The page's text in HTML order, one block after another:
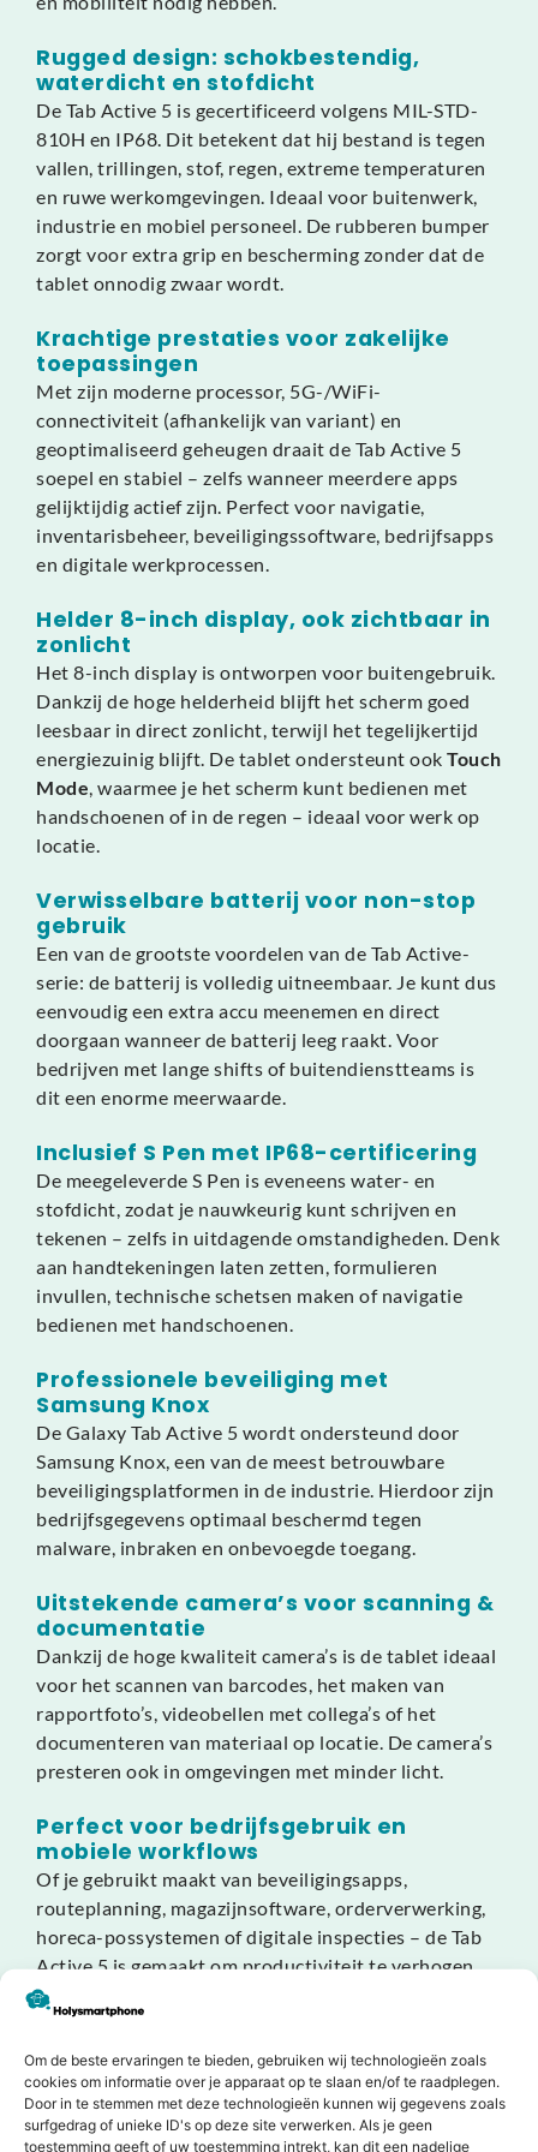
Om de beste ervaringen te bieden, gebruiken wij technologieën zoals
cookies om informatie over je apparaat op te slaan en/of te raadplegen.
Door in te stemmen met deze technologieën kunnen wij gegevens zoals
surfgedrag of unieke ID's op deze site verwerken. Als je geen
toestemming geeft of uw toestemming intrekt, kan dit een nadelige
Rugged design: schokbestendig,
waterdicht en stofdicht
De Tab Active 5 is gecertificeerd volgens MIL-STD-
810H en IP68. Dit betekent dat hij bestand is tegen
vallen, trillingen, stof, regen, extreme temperaturen
en ruwe werkomgevingen. Ideaal voor buitenwerk,
industrie en mobiel personeel. De rubberen bumper
zorgt voor extra grip en bescherming zonder dat de
tablet onnodig zwaar wordt.
Krachtige prestaties voor zakelijke
toepassingen
Met zijn moderne processor, 5G-/WiFi-
connectiviteit (afhankelijk van variant) en
geoptimaliseerd geheugen draait de Tab Active 5
soepel en stabiel – zelfs wanneer meerdere apps
gelijktijdig actief zijn. Perfect voor navigatie,
inventarisbeheer, beveiligingssoftware, bedrijfsapps
en digitale werkprocessen.
Helder 8-inch display, ook zichtbaar in
zonlicht
Het 8-inch display is ontworpen voor buitengebruik.
Dankzij de hoge helderheid blijft het scherm goed
leesbaar in direct zonlicht, terwijl het tegelijkertijd
energiezuinig blijft. De tablet ondersteunt ook Touch
Mode, waarmee je het scherm kunt bedienen met
handschoenen of in de regen – ideaal voor werk op
locatie.
Verwisselbare batterij voor non-stop
gebruik
Een van de grootste voordelen van de Tab Active-
serie: de batterij is volledig uitneembaar. Je kunt dus
eenvoudig een extra accu meenemen en direct
doorgaan wanneer de batterij leeg raakt. Voor
bedrijven met lange shifts of buitendienstteams is
dit een enorme meerwaarde.
Inclusief S Pen met IP68-certificering
De meegeleverde S Pen is eveneens water- en
stofdicht, zodat je nauwkeurig kunt schrijven en
tekenen – zelfs in uitdagende omstandigheden. Denk
aan handtekeningen laten zetten, formulieren
invullen, technische schetsen maken of navigatie
bedienen met handschoenen.
Professionele beveiliging met
Samsung Knox
De Galaxy Tab Active 5 wordt ondersteund door
Samsung Knox, een van de meest betrouwbare
beveiligingsplatformen in de industrie. Hierdoor zijn
bedrijfsgegevens optimaal beschermd tegen
malware, inbraken en onbevoegde toegang.
Uitstekende camera’s voor scanning &
documentatie
Dankzij de hoge kwaliteit camera’s is de tablet ideaal
voor het scannen van barcodes, het maken van
rapportfoto’s, videobellen met collega’s of het
documenteren van materiaal op locatie. De camera’s
presteren ook in omgevingen met minder licht.
Perfect voor bedrijfsgebruik en
mobiele workflows
Of je gebruikt maakt van beveiligingsapps,
routeplanning, magazijnsoftware, orderverwerking,
horeca-possystemen of digitale inspecties – de Tab
Active 5 is gemaakt om productiviteit te verhogen.
Dankzij Samsung DeX kun je de tablet zelfs
gebruiken als desktopvervanger wanneer je een
monitor of toetsenbord aansluit.
De Samsung Galaxy Tab Active 5 nieuw is de ideale
tablet voor bedrijven, buitendienstteams en